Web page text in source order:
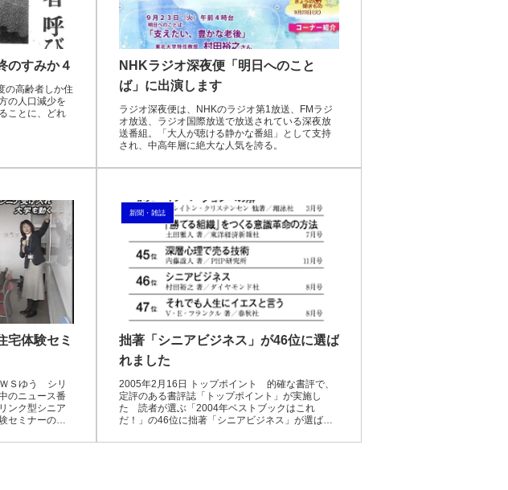
のすみか４
の高齢者しか住
の人口減少を
ことに、どれ
NHKラジオ深夜便「明日へのこと
ば」に出演します
ラジオ深夜便は、NHKのラジオ第1放送、FMラジ
オ放送、ラジオ国際放送で放送されている深夜放
送番組。「大人が聴ける静かな番組」として支持
され、中高年層に絶大な人気を誇る。
宅体験セミ
Ｓゆう シリ
のニュース番
ンク型シニア
セミナーの模
新聞・雑誌
拙著「シニアビジネス」が46位に選ば
れました
2005年2月16日 トップポイント 的確な書評で、
定評のある書評誌「トップポイント」が実施し
た 読者が選ぶ「2004年ベストブックはこれ
だ！」の46位に拙著「シニアビジネス」が選ばれ
言う」と並ぶ...